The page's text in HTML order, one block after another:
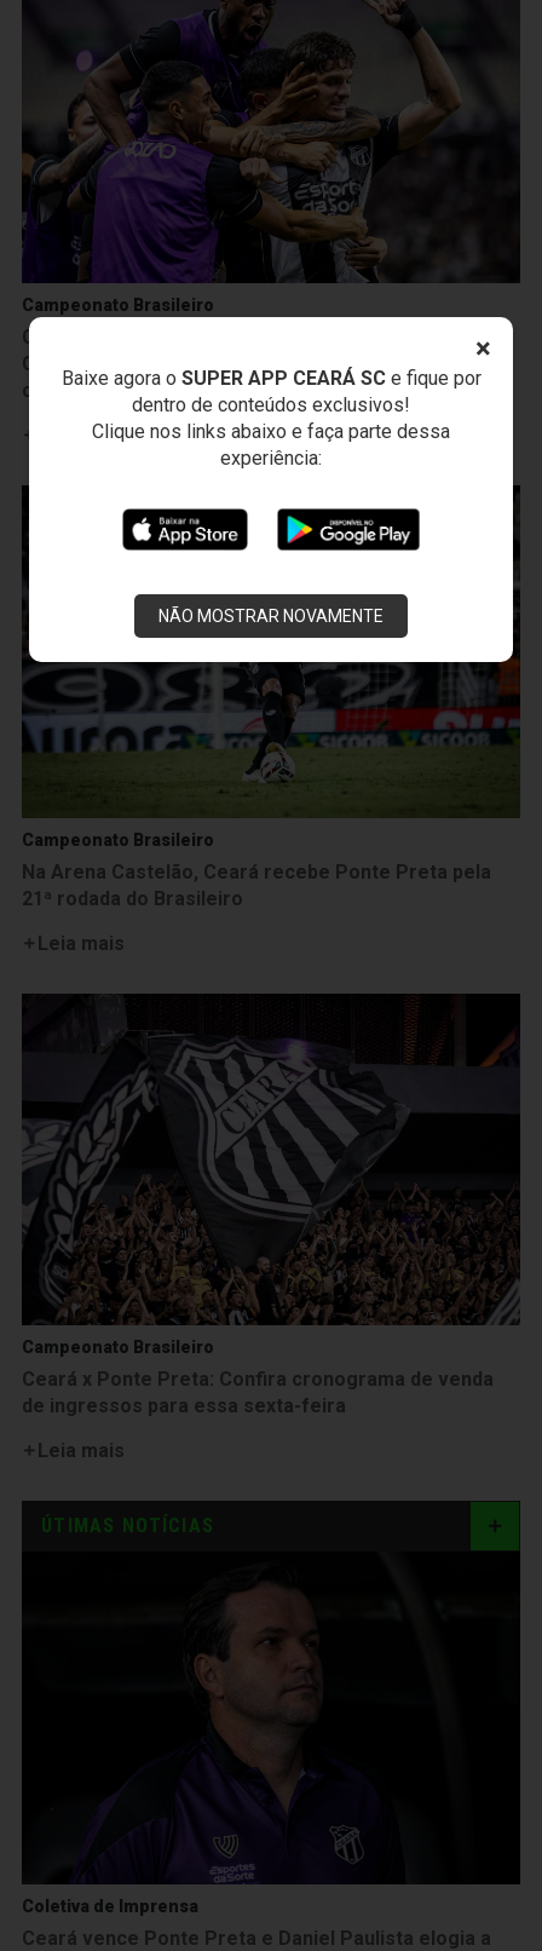
×
Baixe agora o SUPER APP CEARÁ SCe fique por
dentro de conteúdos exclusivos!
Clique nos links abaixo e faça parte dessa
experiência:
NÃO MOSTRAR NOVAMENTE
Campeonato Brasileiro
Camp. Brasileiro: Empurrado pela Nação Alvinegra,
Ceará bate a Ponte Preta por 2 a 0 e vence a 2ª
consecutiva
Leia mais
Campeonato Brasileiro
Na Arena Castelão, Ceará recebe Ponte Preta pela
21ª rodada do Brasileiro
Leia mais
Campeonato Brasileiro
Ceará x Ponte Preta: Confira cronograma de venda
de ingressos para essa sexta-feira
Leia mais
ÚTIMAS NOTÍCIAS
Coletiva de Imprensa
Ceará vence Ponte Preta e Daniel Paulista elogia a